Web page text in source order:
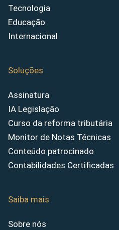
Tecnologia
Educação
Internacional
Soluções
Assinatura
IA Legislação
Curso da reforma tributária
Monitor de Notas Técnicas
Conteúdo patrocinado
Contabilidades Certificadas
Saiba mais
Sobre nós